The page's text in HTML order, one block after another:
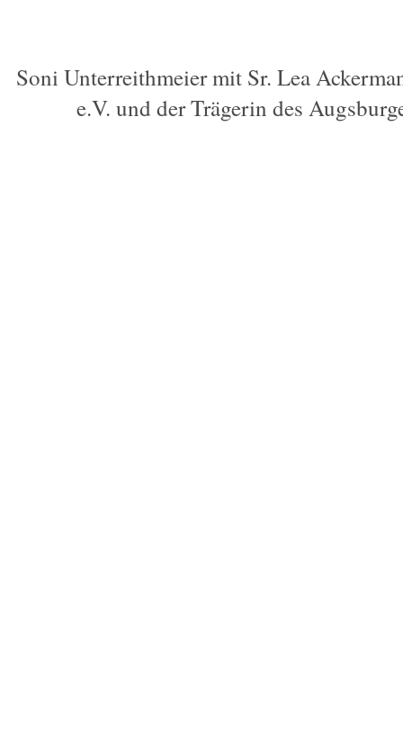
Soni Unterreithmeier mit Sr. Lea
e.V. und der Trägerin des